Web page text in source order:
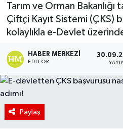
Tarım ve Orman Bakanlığı
Çiftçi Kayıt Sistemi (ÇKS)
kolaylıkla e-Devlet
HABER MERKEZI
EDITÖR
Paylaş